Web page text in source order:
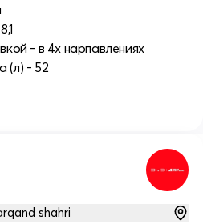
- в 4х нарпавлениях
(л) - 52
shahri